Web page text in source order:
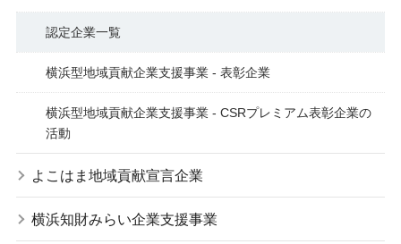
認定企業一覧
横浜型地域貢献企業支援事業 - 表彰企業
横浜型地域貢献企業支援事業 - CSRプレミアム表彰企業の
活動
よこはま地域貢献宣言企業
横浜知財みらい企業支援事業